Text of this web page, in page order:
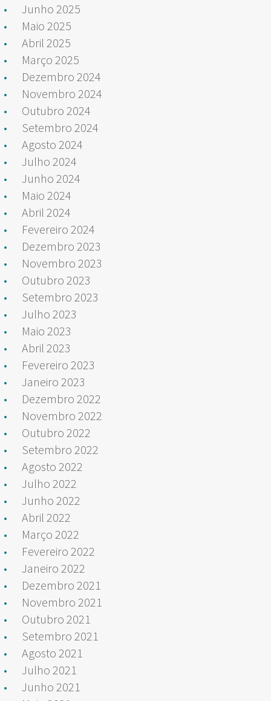
Junho 2025
Maio 2025
Abril 2025
Março 2025
Dezembro 2024
Novembro 2024
Outubro 2024
Setembro 2024
Agosto 2024
Julho 2024
Junho 2024
Maio 2024
Abril 2024
Fevereiro 2024
Dezembro 2023
Novembro 2023
Outubro 2023
Setembro 2023
Julho 2023
Maio 2023
Abril 2023
Fevereiro 2023
Janeiro 2023
Dezembro 2022
Novembro 2022
Outubro 2022
Setembro 2022
Agosto 2022
Julho 2022
Junho 2022
Abril 2022
Março 2022
Fevereiro 2022
Janeiro 2022
Dezembro 2021
Novembro 2021
Outubro 2021
Setembro 2021
Agosto 2021
Julho 2021
Junho 2021